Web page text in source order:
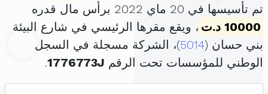
تم تأسيسها في 20 ماي 2022 برأس مال قدره
10000 د.ت
، ويقع مقرها الرئيسي في شارع البيئة
بني حسان (5014)، الشركة مسجلة في السجل
الوطني للمؤسسات تحت الرقم 1776773J
.